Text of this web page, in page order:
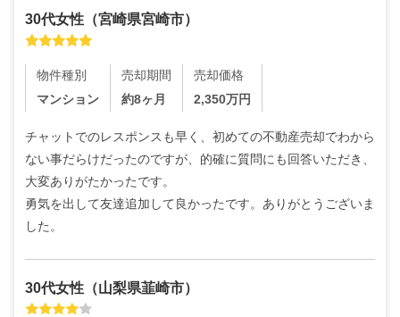
30代女性 （宮崎県宮崎市）
物件種別
マンション
売却期間
約8ヶ月
売却価格
2,350万円
チャットでのレスポンスも早く、初めての不動産売却でわから
ない事だらけだったのですが、的確に質問にも回答いただき、
大変ありがたかったです。
勇気を出して友達追加して良かったです。ありがとうございま
した。
30代女性 （山梨県韮崎市）